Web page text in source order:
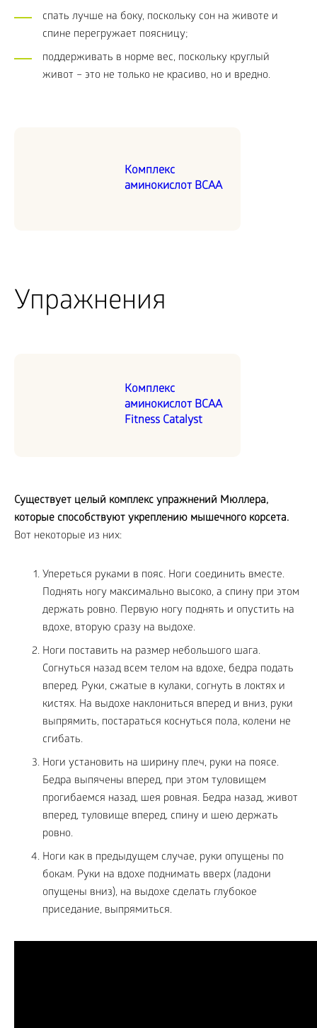
спать лучше на боку, поскольку сон на животе и
спине перегружает поясницу;
поддерживать в норме вес, поскольку круглый
живот – это не только не красиво, но и вредно.
Комплекс
аминокислот BCAA
Упражнения
Комплекс
аминокислот BCAA
Fitness Catalyst
Существует целый комплекс упражнений Мюллера,
которые способствуют укреплению мышечного корсета.
Вот некоторые из них:
Упереться руками в пояс. Ноги соединить вместе.
Поднять ногу максимально высоко, а спину при этом
держать ровно. Первую ногу поднять и опустить на
вдохе, вторую сразу на выдохе.
Ноги поставить на размер небольшого шага.
Согнуться назад всем телом на вдохе, бедра подать
вперед. Руки, сжатые в кулаки, согнуть в локтях и
кистях. На выдохе наклониться вперед и вниз, руки
выпрямить, постараться коснуться пола, колени не
сгибать.
Ноги установить на ширину плеч, руки на поясе.
Бедра выпячены вперед, при этом туловищем
прогибаемся назад, шея ровная. Бедра назад, живот
вперед, туловище вперед, спину и шею держать
ровно.
Ноги как в предыдущем случае, руки опущены по
бокам. Руки на вдохе поднимать вверх (ладони
опущены вниз), на выдохе сделать глубокое
приседание, выпрямиться.